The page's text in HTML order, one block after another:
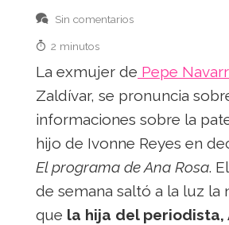
Sin comentarios
2 minutos
La exmujer de Pepe
Zaldívar, se pronuncia
informaciones sobre la
hijo de Ivonne Reyes en
El programa de Ana Rosa.
de semana saltó a la luz la
que la hija del periodista,